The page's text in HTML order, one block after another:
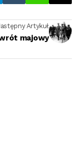
Artykuł
majowy